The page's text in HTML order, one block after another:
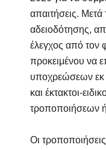
απαιτήσεις.
αδειοδότησης,
έλεγχος από τον
προκειμένου να
υποχρεώσεων εκ
και έκτακτοι-
τροποποιήσεων
Οι